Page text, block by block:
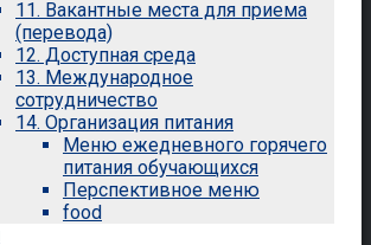
11. Вакантные места для приема
(перевода)
12. Доступная среда
13. Международное
сотрудничество
14. Организация питания
Меню ежедневного горячего
питания обучающихся
Перспективное меню
food